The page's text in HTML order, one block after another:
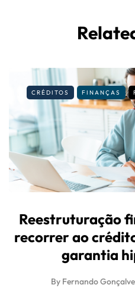
CRÉDITOS FINANÇAS
Reestruturação
recorrer ao
garantia
By Fernando